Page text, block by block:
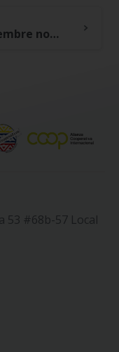
Cómo lograr que diciembre no te deje sin plata. No te pierdas estos tips
53 #68b-57 Local